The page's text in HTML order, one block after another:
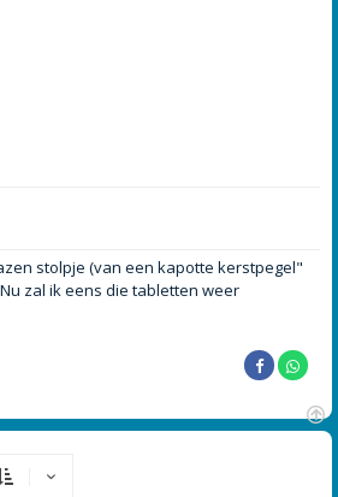
stolpje (van een kapotte kerstpegel"
zal ik eens die tabletten weer
O